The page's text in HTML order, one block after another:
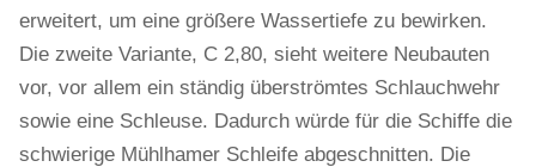
erweitert, um eine größere Wassertiefe zu bewirken.
Die zweite Variante, C 2,80, sieht weitere Neubauten
vor, vor allem ein ständig überströmtes Schlauchwehr
sowie eine Schleuse. Dadurch würde für die Schiffe die
schwierige Mühlhamer Schleife abgeschnitten. Die